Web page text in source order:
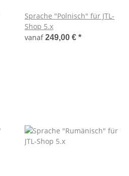
Sprache "Polnisch" für JTL-
Shop 5.x
vanaf249,00 € *